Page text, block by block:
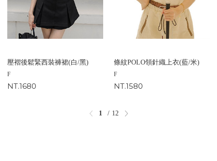
壓褶後鬆緊西裝褲裙(白/黑)
F
NT.1680
條紋POLO領針織上衣(藍/米)
F
NT.1580
1 12